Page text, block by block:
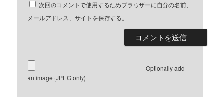
次回のコメントで使用するためブラウザーに自分の名前、
メールアドレス、サイトを保存する。
Optionally add
an image (JPEG only)